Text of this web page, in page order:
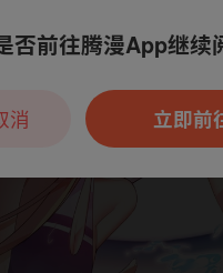
节仅支持App阅读，可打开
户7天免费看
否前往腾漫App继续
立即前
消